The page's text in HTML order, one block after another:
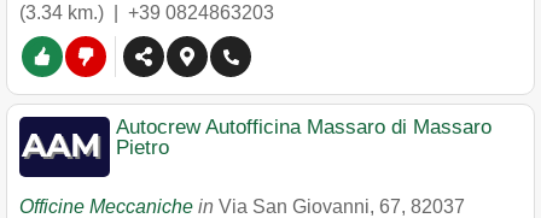
(3.34 km.) | +39 0824863203
Autocrew Autofficina Massaro di Massaro
Pietro
Officine Meccaniche in Via San Giovanni, 67, 82037